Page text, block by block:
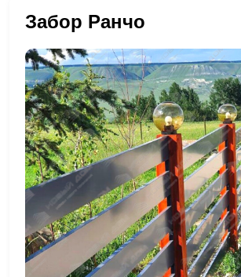
Забор Ранчо